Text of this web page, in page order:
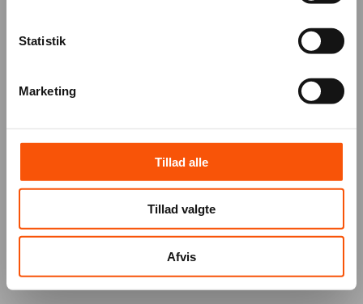
Statistik
Marketing
Tillad alle
Tillad valgte
Afvis